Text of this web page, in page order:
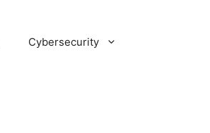
Cybersecurity